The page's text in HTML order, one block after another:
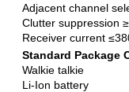
Adjacent channel
Clutter suppression
Receiver current
Standard Package
Walkie talkie
Li-Ion battery